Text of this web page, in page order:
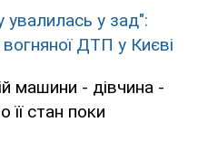
увалилась у зад":
ДТП у Києві
машини - дівчина -
стан поки